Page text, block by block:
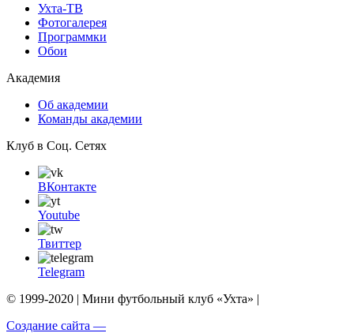
Ухта-ТВ
Фотогалерея
Программки
Обои
Академия
Об академии
Команды академии
Клуб в Соц. Сетях
ВКонтакте
Youtube
Твиттер
Telegram
© 1999-2020 | Мини футбольный клуб «Ухта» |
Создание сайта —